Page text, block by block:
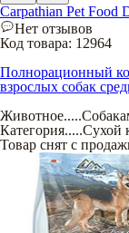
Carpathian Pet Food
Нет отзывов
Код товара: 12964
Полнорационный
взрослых собак
Животное.....
Категория.....Сухой
Товар снят с